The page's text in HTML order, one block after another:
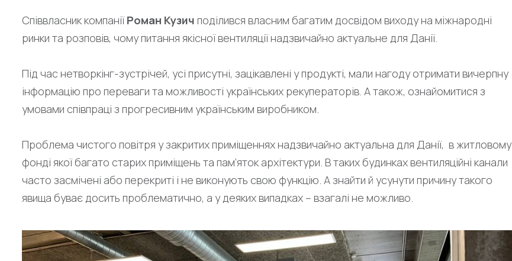
Співвласник компанії Роман Кузич поділився власним багатим досвідом виходу на міжнародні
ринки та розповів, чому питання якісної вентиляції надзвичайно актуальне для Данії.
Під час нетворкінг-зустрічей, усі присутні, зацікавлені у продукті, мали нагоду отримати вичерпну
інформацію про переваги та можливості українських рекуператорів. А також, ознайомитися з
умовами співпраці з прогресивним українським виробником.
Проблема чистого повітря у закритих приміщеннях надзвичайно актуальна для Данії, в житловому
фонді якої багато старих приміщень та пам’яток архітектури. В таких будинках вентиляційні канали
часто засмічені або перекриті і не виконують свою функцію. А знайти й усунути причину такого
явища буває досить проблематично, а у деяких випадках – взагалі не можливо.